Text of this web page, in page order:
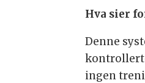
Hva sier
Denne
ingen